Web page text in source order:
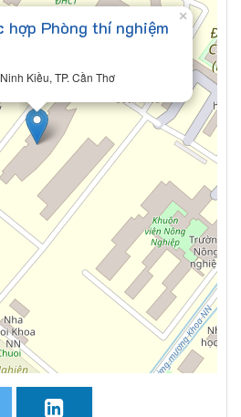
hợp Phòng thí nghiệm
Kiều, TP. Cần Thơ
×